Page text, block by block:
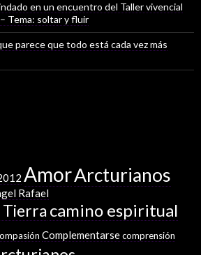
en un encuentro del Taller vivencial
Tema: soltar y fluir
parece que todo está cada vez más
AmorArcturianos
Rafael
Tierracamino espiritual
Complementarsecomprensión